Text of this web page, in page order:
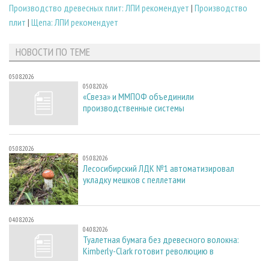
Производство древесных плит: ЛПИ рекомендует | Производство
плит | Щепа: ЛПИ рекомендует
НОВОСТИ ПО ТЕМЕ
05.08.2026
05.08.2026
«Свеза» и ММПОФ объединили
производственные системы
05.08.2026
05.08.2026
Лесосибирский ЛДК №1 автоматизировал
укладку мешков с пеллетами
04.08.2026
04.08.2026
Туалетная бумага без древесного волокна:
Kimberly-Clark готовит революцию в